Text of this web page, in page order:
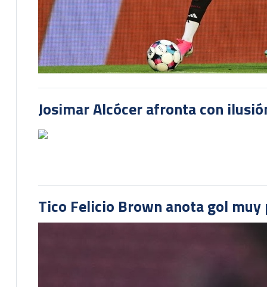
Josimar Alcócer afronta con
Tico Felicio Brown anota gol muy